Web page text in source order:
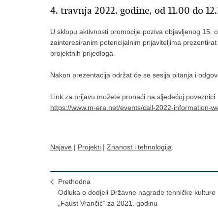
4. travnja 2022. godine, od 11.00 do
U sklopu aktivnosti promocije poziva objavljenog 15.
zainteresiranim potencijalnim prijaviteljima
projektnih prijedloga.
Nakon prezentacija održat će se sesija pitanja i
Link za prijavu možete pronaći na sljedećoj poveznici:
https://www.m-era.net/events/call-2022-information-
Najave | Projekti | Znanost i tehnologija
Prethodna
Odluka o dodjeli Državne nagrade tehničke kulture
„Faust Vrančić“ za 2021. godinu